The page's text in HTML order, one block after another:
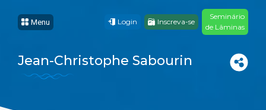
Jean-Christophe Sabourin
Menu Login Inscreva-se
Seminário
de Lâminas